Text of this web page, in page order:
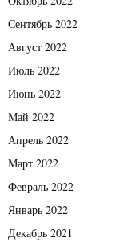
Сентябрь 2022
Август 2022
Июль 2022
Июнь 2022
Май 2022
Апрель 2022
Март 2022
Февраль 2022
Январь 2022
Декабрь 2021